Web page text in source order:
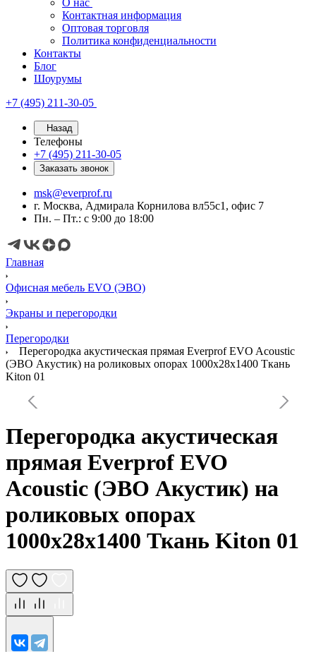
О нас
Контактная информация
Оптовая торговля
Политика конфиденциальности
Контакты
Блог
Шоурумы
+7 (495) 211-30-05
Назад
Телефоны
+7 (495) 211-30-05
Заказать звонок
msk@everprof.ru
г. Москва, Адмирала Корнилова вл55с1, офис 7
Пн. – Пт.: с 9:00 до 18:00
Главная
Офисная мебель EVO (ЭВО)
Экраны и перегородки
Перегородки
Перегородка акустическая прямая Everprof EVO Acoustic
(ЭВО Акустик) на роликовых опорах 1000х28х1400 Ткань
Kiton 01
Перегородка акустическая
прямая Everprof EVO
Acoustic (ЭВО Акустик) на
роликовых опорах
1000х28х1400 Ткань Kiton 01